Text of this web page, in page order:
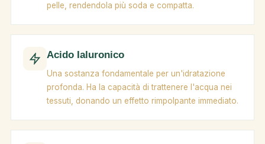
pelle, rendendola più soda e compatta.
Acido Ialuronico
Una sostanza fondamentale per un'idratazione
profonda. Ha la capacità di trattenere l'acqua nei
tessuti, donando un effetto rimpolpante immediato.